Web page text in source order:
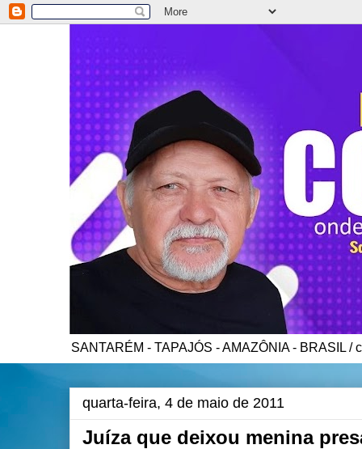
SANTARÉM - TAPAJÓS - AMAZÔNIA - BRASIL /
quarta-feira, 4 de maio de 2011
Juíza que deixou menina